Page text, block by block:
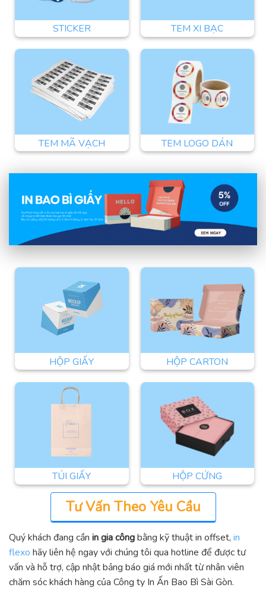
STICKER TEM XI BẠC
TEM MÃ VẠCH TEM LOGO DÁN
HỘP GIẤY HỘP CARTON
TÚI GIẤY HỘP CỨNG
Tư Vấn Theo Yêu Cầu
Quý khách đang cần in gia côngbằng kỹ thuật in offset, in
flexo hãy liên hệ ngay với chúng tôi qua hotline để được tư
vấn và hỗ trợ, cập nhật bảng báo giá mới nhất từ nhân viên
chăm sóc khách hàng của Công ty In Ấn Bao Bì Sài Gòn.